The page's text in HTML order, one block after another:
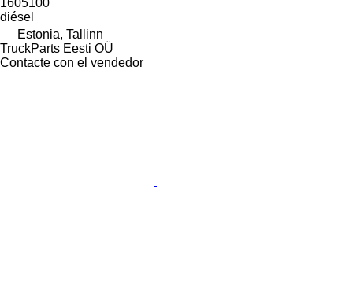
diésel
Estonia, Tallinn
TruckParts Eesti OÜ
Contacte con el vendedor